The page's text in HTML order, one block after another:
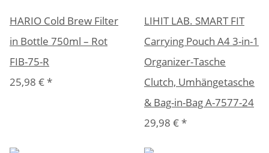
HARIO Cold Brew Filter
in Bottle 750ml – Rot
FIB-75-R
25,98 €*
LIHIT LAB. SMART FIT
Carrying Pouch A4 3-in-1
Organizer-Tasche
Clutch, Umhängetasche
& Bag-in-Bag A-7577-24
29,98 €*